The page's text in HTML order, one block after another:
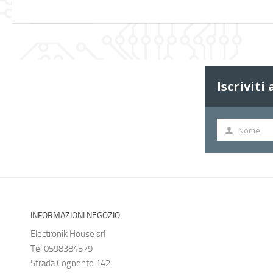
Iscriviti
Nome
Nome
INFORMAZIONI NEGOZIO
Electronik House srl
Tel:0598384579
Strada Cognento 142